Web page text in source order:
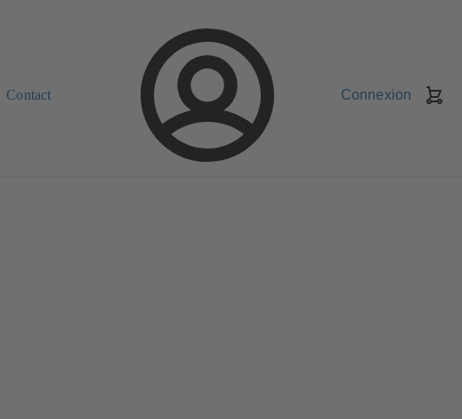
Contact Connexion